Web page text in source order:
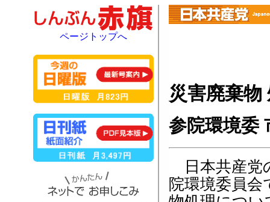
災害廃棄物
参院環境委
日本共産党
院環境委員会
ページトップへ